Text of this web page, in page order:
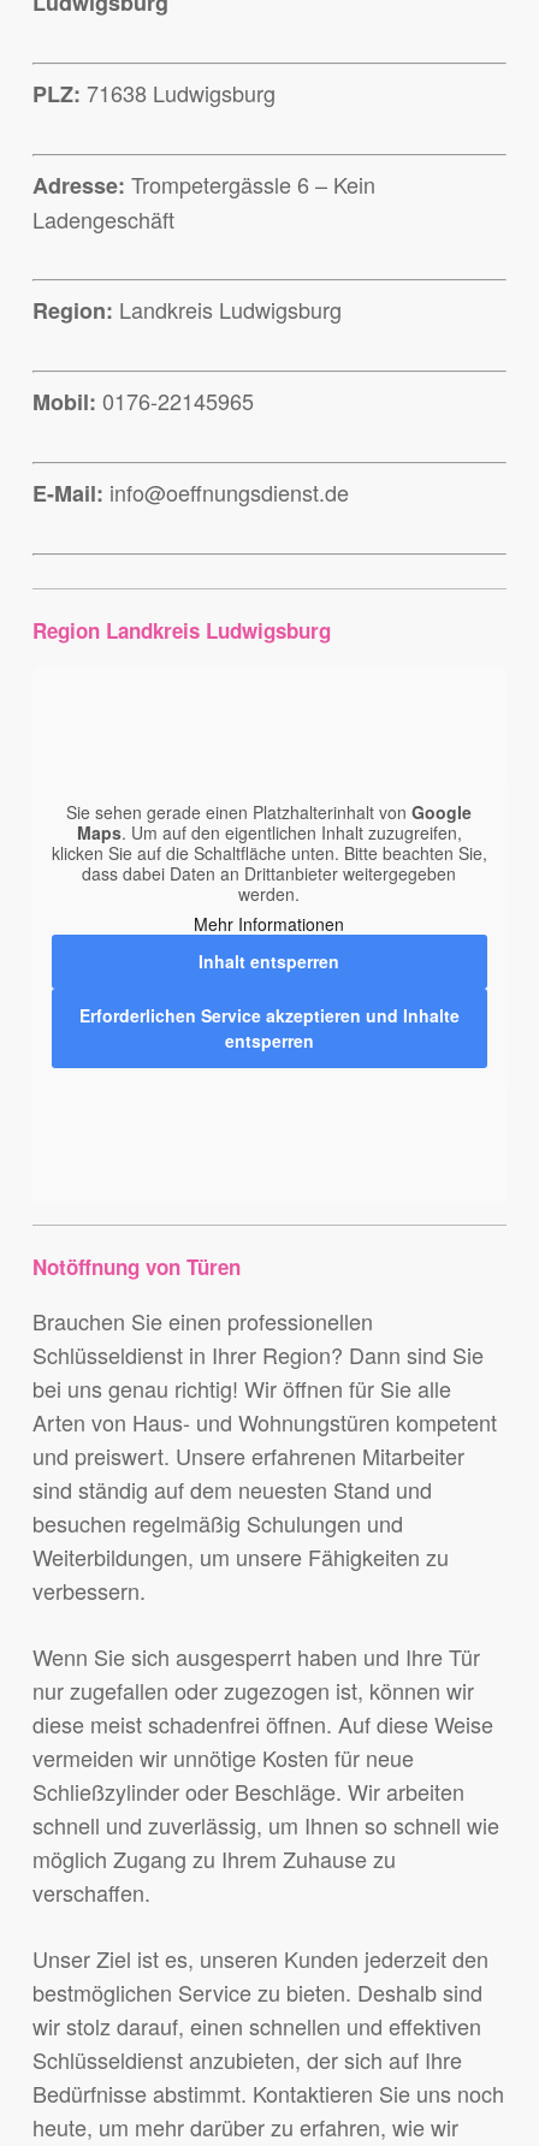
PLZ: 71638 Ludwigsburg
Adresse: Trompetergässle 6 – Kein
Ladengeschäft
Region: Landkreis Ludwigsburg
Mobil: 0176-22145965
E-Mail: info@oeffnungsdienst.de
Region Landkreis Ludwigsburg
Sie sehen gerade einen Platzhalterinhalt vonGoogle
Maps. Um auf den eigentlichen Inhalt zuzugreifen,
klicken Sie auf die Schaltfläche unten. Bitte beachten Sie,
dass dabei Daten an Drittanbieter weitergegeben
werden.
Mehr Informationen
Inhalt entsperren
Erforderlichen Service akzeptieren und Inhalte
entsperren
Notöffnung von Türen
Brauchen Sie einen professionellen
Schlüsseldienst in Ihrer Region? Dann sind Sie
bei uns genau richtig! Wir öffnen für Sie alle
Arten von Haus- und Wohnungstüren kompetent
und preiswert. Unsere erfahrenen Mitarbeiter
sind ständig auf dem neuesten Stand und
besuchen regelmäßig Schulungen und
Weiterbildungen, um unsere Fähigkeiten zu
verbessern.
Wenn Sie sich ausgesperrt haben und Ihre Tür
nur zugefallen oder zugezogen ist, können wir
diese meist schadenfrei öffnen. Auf diese Weise
vermeiden wir unnötige Kosten für neue
Schließzylinder oder Beschläge. Wir arbeiten
schnell und zuverlässig, um Ihnen so schnell wie
möglich Zugang zu Ihrem Zuhause zu
verschaffen.
Unser Ziel ist es, unseren Kunden jederzeit den
bestmöglichen Service zu bieten. Deshalb sind
wir stolz darauf, einen schnellen und effektiven
Schlüsseldienst anzubieten, der sich auf Ihre
Bedürfnisse abstimmt. Kontaktieren Sie uns noch
heute, um mehr darüber zu erfahren, wie wir